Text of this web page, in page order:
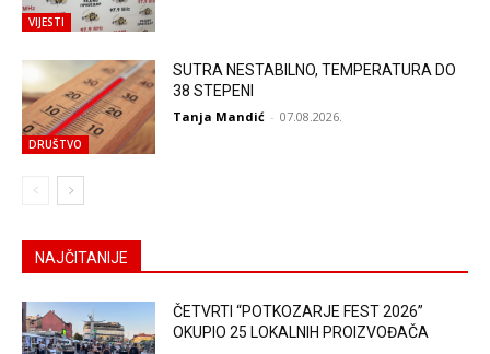
VIJESTI
DRUŠTVO
SUTRA NESTABILNO, TEMPERATURA DO
38 STEPENI
Tanja Mandić - 07.08.2026.
NAJČITANIJE
ČETVRTI “POTKOZARJE FEST 2026”
OKUPIO 25 LOKALNIH PROIZVOĐAČA